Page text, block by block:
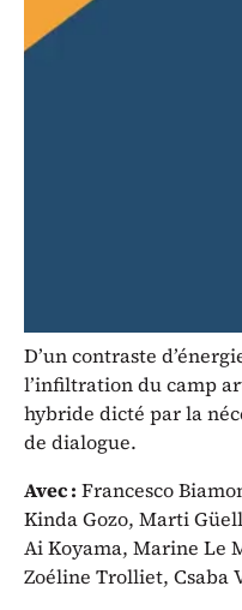
Delplanque, la
les
sonore et
la
D’un contraste
l’infiltration du camp
hybride dicté par la
de dialogue.
Avec : Francesco
Kinda Gozo, Marti
Ai Koyama, Marine Le
Zoéline Trolliet, Csaba